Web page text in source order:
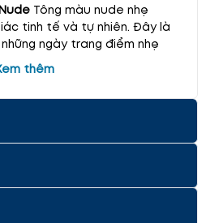
Tông màu nude nhẹ
tinh tế và tự nhiên. Đây là
ngày trang điểm nhẹ
thêm